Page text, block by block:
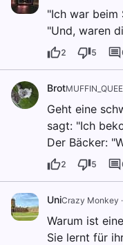
"Ich war beim
"Und, waren
2 5
Brot
Geht eine
sagt: "Ich
Der Bäcker:
2 5
UniCrazy Monkey ·
Warum ist
Sie lernt für